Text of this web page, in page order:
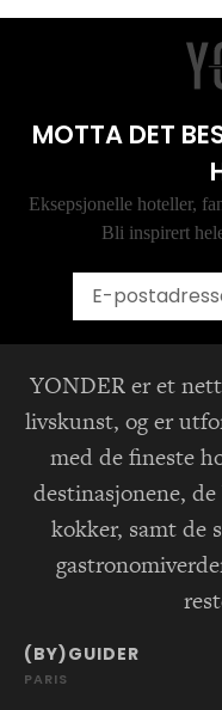
MOTTA DET
Eksepsjonelle hoteller,
Bli inspirert
YONDER er et
livskunst, og er
med de fineste
destinasjonene,
kokker, samt de
(BY)GUIDER
PARIS